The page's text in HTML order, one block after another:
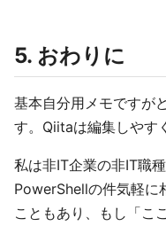
5. おわりに
基本自分用メモですが
す。Qiitaは編集しやす
私は非IT企業の非IT職
PowerShellの件気軽に
こともあり、もし「こ